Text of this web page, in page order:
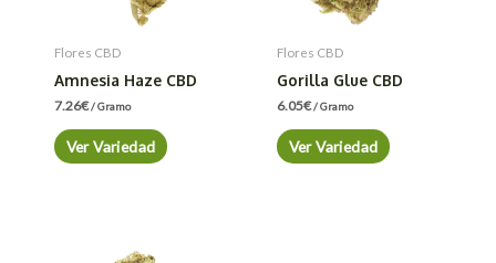
Flores CBD
Amnesia Haze CBD
7.26€/ Gramo
Ver Variedad
Flores CBD
Gorilla Glue CBD
6.05€/ Gramo
Ver Variedad